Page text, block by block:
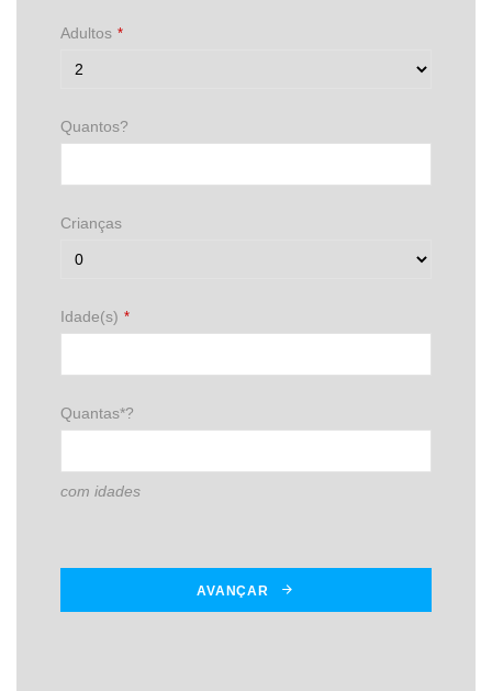
Adultos *
Quantos?
Crianças
Idade(s) *
Quantas*?
com idades
AVANÇAR